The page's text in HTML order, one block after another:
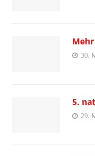
30.
5.
29.